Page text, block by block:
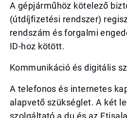
A gépjárműhöz kötelező
(útdíjfizetési rendszer)
rendszám és forgalmi
ID-hoz kötött.
Kommunikáció és digitális
A telefonos és internetes
alapvető szükséglet. A két
szolgáltató a du és az